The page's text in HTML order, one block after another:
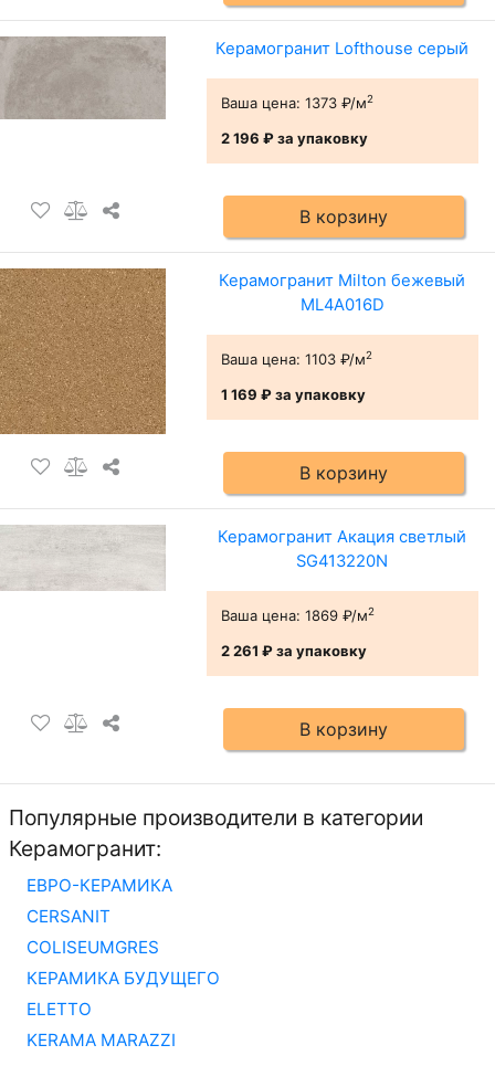
Керамогранит Lofthouse серый
Ваша цена: 1373 ₽/м2
2 196 ₽за упаковку
В корзину
Керамогранит Milton бежевый
ML4A016D
Ваша цена: 1103 ₽/м2
1 169 ₽за упаковку
В корзину
Керамогранит Акация светлый
SG413220N
Ваша цена: 1869 ₽/м2
2 261 ₽за упаковку
В корзину
Популярные производители в категории
Керамогранит:
ЕВРО-КЕРАМИКА
CERSANIT
COLISEUMGRES
КЕРАМИКА БУДУЩЕГО
ELETTO
KERAMA MARAZZI